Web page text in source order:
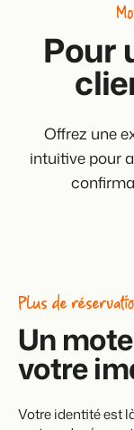
Pour
Offrez une
intuitive pour
Plus de
Un
votre
Votre identité est